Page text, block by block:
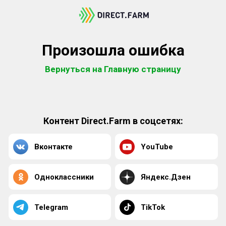
Произошла ошибка
Вернуться на Главную страницу
Контент Direct.Farm в соцсетях:
Вконтакте YouTube
Одноклассники Яндекс.Дзен
Telegram TikTok